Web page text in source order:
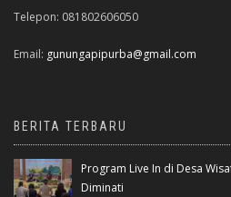
Telepon: 081802606050
Email: gunungapipurba@gmail.com
BERITA TERBARU
Program Live In di Desa
Diminati